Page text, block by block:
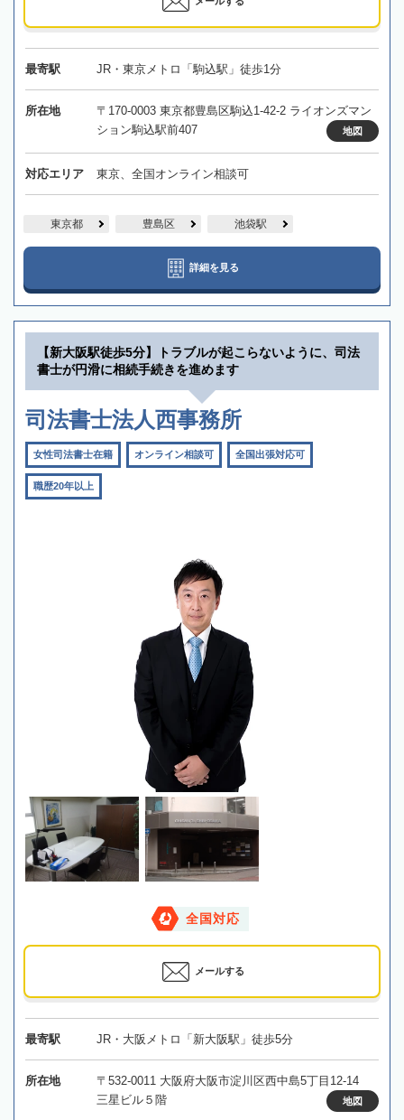
最寄駅 JR・東京メトロ「駒込駅」徒歩1分
所在地
〒170-0003 東京都豊島区駒込1-42-2 ライオンズマン
ション駒込駅前407
地図
対応エリア 東京、全国オンライン相談可
東京都 豊島区 池袋駅
詳細を見る
【新大阪駅徒歩5分】トラブルが起こらないように、司法
書士が円滑に相続手続きを進めます
司法書士法人西事務所
女性司法書士在籍 オンライン相談可 全国出張対応可
職歴20年以上
全国対応
メールする
最寄駅 JR・大阪メトロ「新大阪駅」徒歩5分
所在地
〒532-0011 大阪府大阪市淀川区西中島5丁目12-14
三星ビル５階
地図